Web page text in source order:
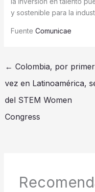
y sostenible para la
Fuente Comunicae
← Colombia, por
vez en Latinoamérica,
del STEM Women
Congress